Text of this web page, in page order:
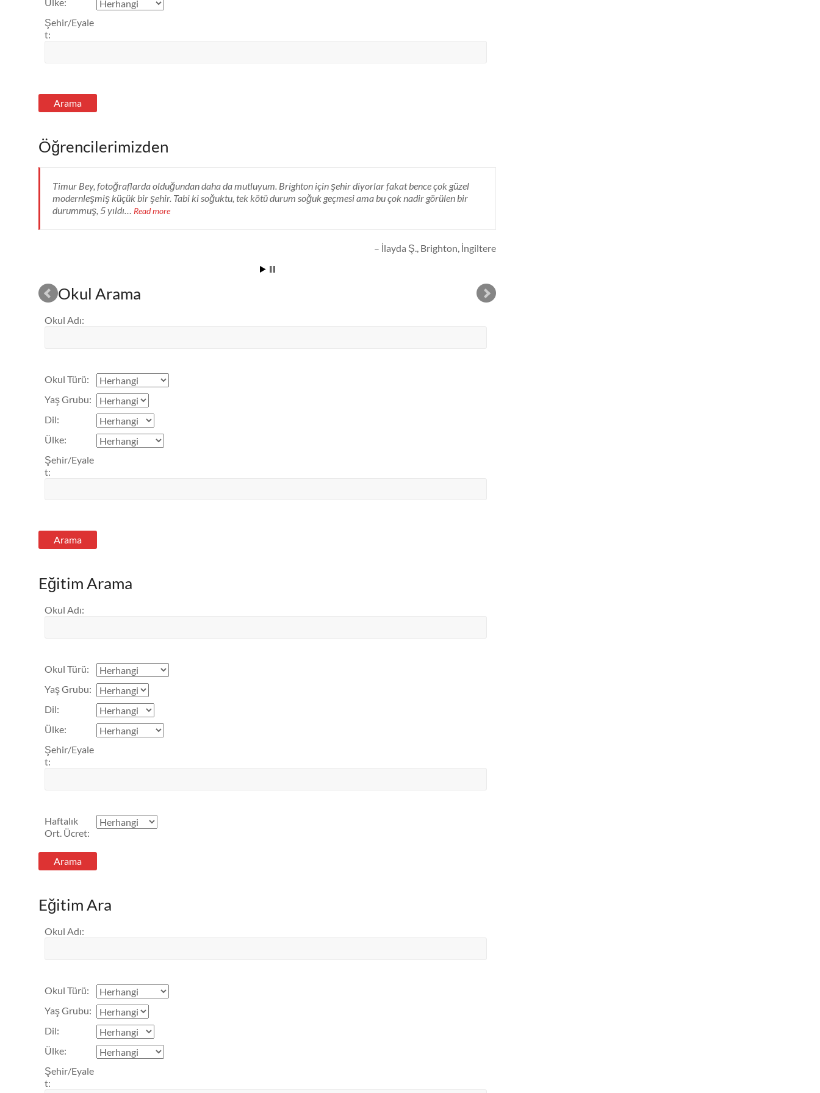
Şehir/Eyale
t:
Öğrencilerimizden
Timur Bey, fotoğraflarda olduğundan daha da mutluyum. Brighton için şehir diyorlar fakat bence çok güzel
modernleşmiş küçük bir şehir. Tabi ki soğuktu, tek kötü durum soğuk geçmesi ama bu çok nadir görülen bir
durummuş, 5 yıldı… Read more
İlayda Ş. Brighton, İngiltere
Regent Oxford School’da geçirdiğim 10 haftalık süre içinde İngilizce seviyemi çok
daha ileri taşıma fırsatı yakaladım. Okul gerek personel gerek öğretmen kalitesi olarak standartın
çok daha üstündeydi. Tabii bu ortamda hem farklı…
Ömer Ü.
Okul Arama
Okul Adı:
Okul Türü:
Yaş Grubu:
Dil:
Ülke:
Şehir/Eyale
t:
Eğitim Arama
Okul Adı:
Okul Türü:
Yaş Grubu:
Dil:
Ülke:
Şehir/Eyale
t:
Haftalık
Ort. Ücret:
Eğitim Ara
Okul Adı:
Okul Türü:
Yaş Grubu:
Dil:
Ülke:
Şehir/Eyale
t: